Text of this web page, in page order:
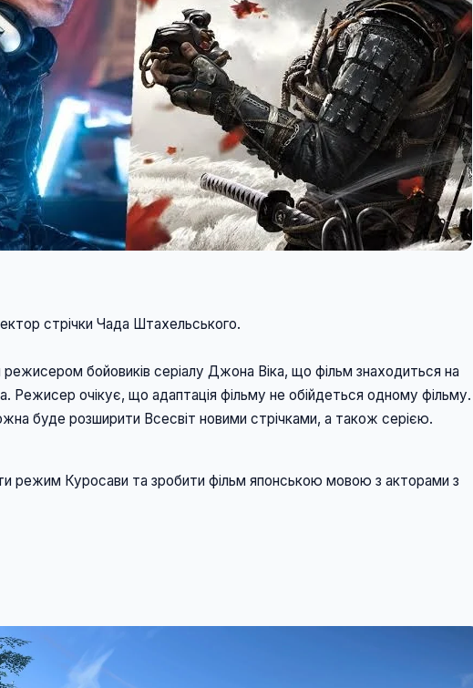
директор стрічки Чада Штахельського.
бойовиків серіалу Джона Віка, що фільм знаходиться на
Режисер очікує, що адаптація фільму не обійдеться одному фільму.
буде розширити Всесвіт новими стрічками, а також серією.